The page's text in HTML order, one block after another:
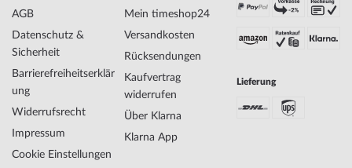
SKU
mid-24267
Klassisch, Feminin
Artikel-Gewicht
0.08
Anzeige
Batterie (Quarz)
Uhrwerk
AGB
Datenschutz &
Sicherheit
Barrierefreiheitserklär
ung
Widerrufsrecht
Impressum
Cookie Einstellungen
Mein timeshop24
Versandkosten
Rücksendungen
Kaufvertrag
widerrufen
Über Klarna
Klarna App
Lieferung